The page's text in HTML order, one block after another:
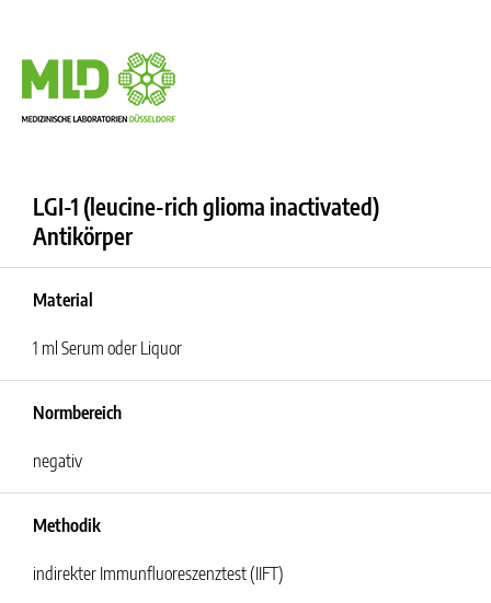
LGI-1 (leucine-rich glioma inactivated)
Antikörper
Material
1 ml Serum oder Liquor
Normbereich
negativ
Methodik
indirekter Immunfluoreszenztest (IIFT)